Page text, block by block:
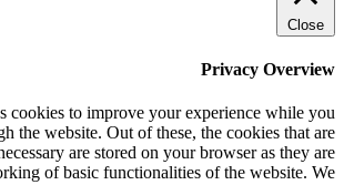
Close
Privacy Overview
cookies to improve your experience while you
the website. Out of these, the cookies that are
are stored on your browser as they are
of basic functionalities of the website. We